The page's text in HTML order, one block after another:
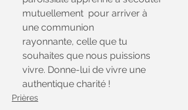
mutuellement  pour arriver à
une communion
rayonnante, celle que tu
souhaites que nous puissions
vivre. Donne-lui de vivre une
authentique charité !
Prières